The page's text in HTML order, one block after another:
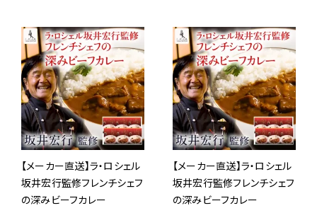
【メーカー直送】ラ・ロシェル
坂井宏行監修フレンチシェフ
の深みビーフカレー
【メーカー直送】ラ・ロシェル
坂井宏行監修フレンチシェフ
の深みビーフカレー